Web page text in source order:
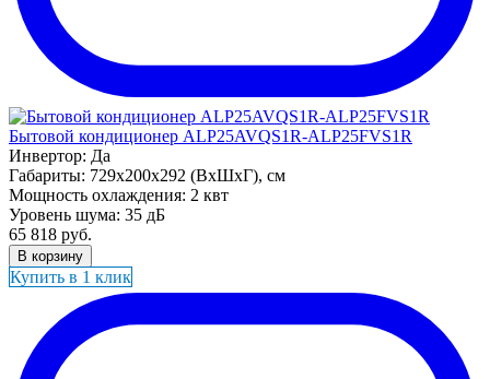
Бытовой кондиционер ALP25AVQS1R-ALP25FVS1R
Инвертор: Да
Габариты: 729x200x292 (ВхШхГ), см
Мощность охлаждения: 2 квт
Уровень шума: 35 дБ
65 818 руб.
В корзину
Купить в 1 клик